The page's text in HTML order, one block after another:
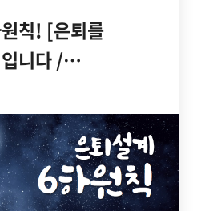
칙! [은퇴를
니다 /